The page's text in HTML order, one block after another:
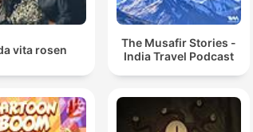
vita rosen
The Musafir Stories -
India Travel Podcast